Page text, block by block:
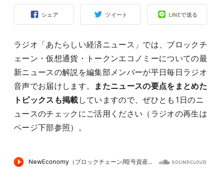
シェア ツイート LINEで送る
ラジオ「あたらしい経済ニュース」では、ブロックチ
ェーン・仮想通貨・トークンエコノミーについての最
新ニュースの解説を編集部メンバーが平日毎日ラジオ
音声でお届けします。
またニュースの要点をまとめた
トピックスも掲載していますので、ぜひとも1日のニ
ュースのチェックにご活用ください（ラジオの再生は
ページ下部参照）。